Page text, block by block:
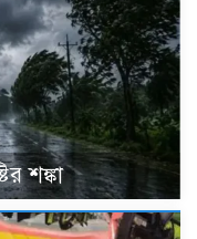
শঙ্কা